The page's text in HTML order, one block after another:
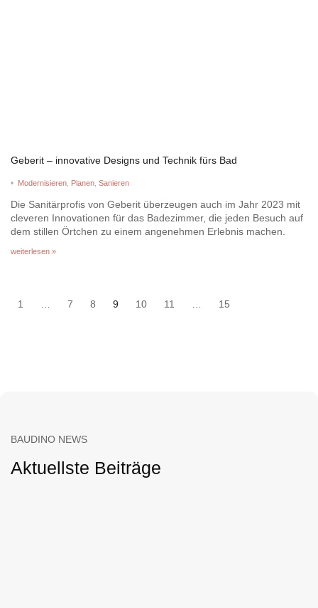
Geberit – innovative Designs und Technik fürs Bad
• Modernisieren Planen Sanieren
Die Sanitärprofis von Geberit überzeugen auch im Jahr 2023 mit
cleveren Innovationen für das Badezimmer, die jeden Besuch auf
dem stillen Örtchen zu einem angenehmen Erlebnis machen.
weiterlesen »
1 7 8 9 10 11 15
BAUDINO NEWS
Aktuellste Beiträge